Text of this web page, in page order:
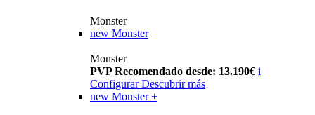
Monster
new Monster
Monster
PVP Recomendado desde: 13.190€ i
Configurar Descubrir más
new Monster +